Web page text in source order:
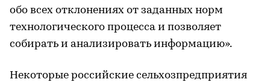
обо всех отклонениях от заданных норм
технологического процесса и позволяет
собирать и анализировать информацию».
Некоторые российские сельхозпредприятия